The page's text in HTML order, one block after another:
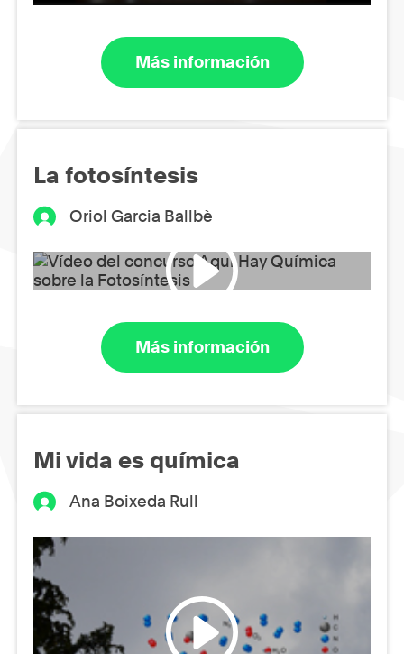
Más información
La fotosíntesis
Oriol Garcia Ballbè
Más información
Mi vida es química
Ana Boixeda Rull